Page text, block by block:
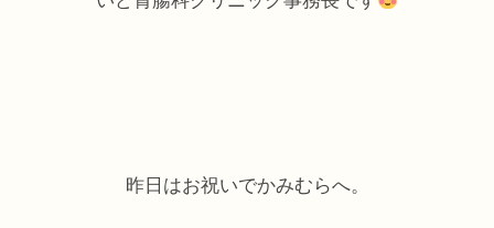
昨日はお祝いでかみむらへ。